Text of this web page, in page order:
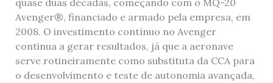
quase duas décadas, começando com o MQ-20
Avenger®, financiado e armado pela empresa, em
2008. O investimento contínuo no Avenger
continua a gerar resultados, já que a aeronave
serve rotineiramente como substituta da CCA para
o desenvolvimento e teste de autonomia avançada,